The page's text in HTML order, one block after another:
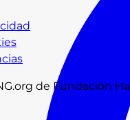
de Fundación